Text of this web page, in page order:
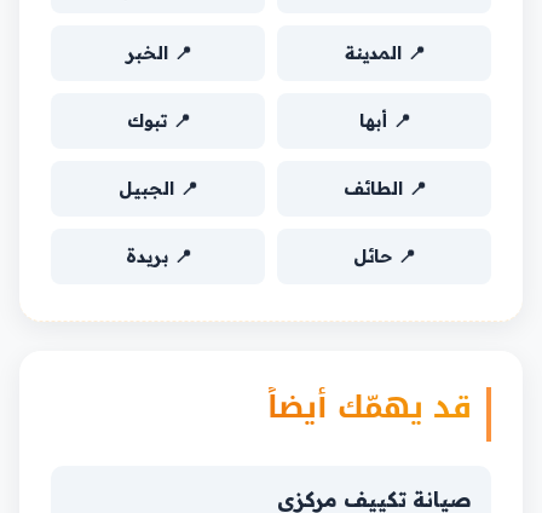
📍 المدينة 📍 الخبر
📍 أبها 📍 تبوك
📍 الطائف 📍 الجبيل
📍 حائل 📍 بريدة
قد يهمّك أيضاً
صيانة تكييف مركزي